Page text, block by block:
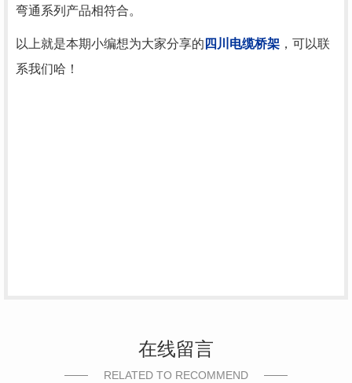
弯通系列产品相符合。
以上就是本期小编想为大家分享的 四川电缆桥架 ，可以联
系我们哈！
在线留言
RELATED TO RECOMMEND